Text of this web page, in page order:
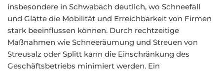
insbesondere in Schwabach deutlich, wo Schneefall
und Glätte die Mobilität und Erreichbarkeit von Firmen
stark beeinflussen können. Durch rechtzeitige
Maßnahmen wie Schneeräumung und Streuen von
Streusalz oder Splitt kann die Einschränkung des
Geschäftsbetriebs minimiert werden. Ein